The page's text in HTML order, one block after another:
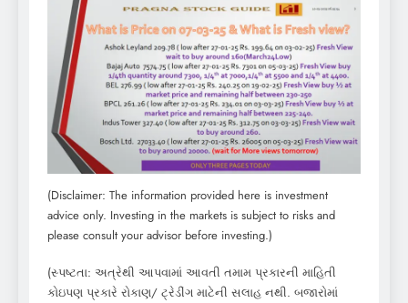
(Disclaimer: The information provided here is investment
advice only. Investing in the markets is subject to risks and
please consult your advisor before investing.)
(સ્પષ્ટતા: અત્રેથી આપવામાં આવતી તમામ પ્રકારની માહિતી
કોઇપણ પ્રકારે રોકાણ/ ટ્રેડીંગ માટેની સલાહ નથી. બજારોમાં